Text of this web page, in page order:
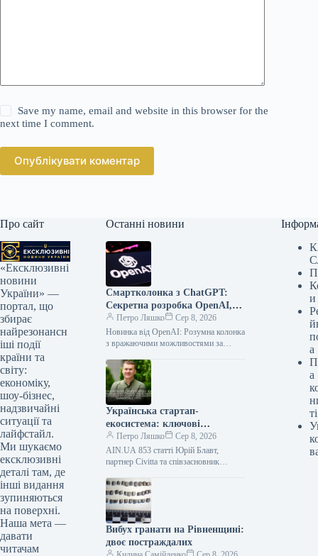
Save my name, email and website in this browser for the
next time I comment.
Опублікувати коментар
Про сайт
«Ексклюзивні
новини
України» —
портал, що
збирає
найрезонансн
іші події
країни та
світу:
економіку,
шоу-бізнес,
надзвичайні
ситуації та
лайфстайл.
Ми шукаємо
ексклюзивні
деталі там, де
інші видання
зупиняються
на поверхні.
Наша мета —
давати
читачам
Останні новини
Смартколонка з ChatGPT:
Секретна розробка OpenAI,
що змінить усе
Петро Ляшко
Сер 8, 2026
Новинка від OpenAI: Розумна колонка
з вражаючими можливостями за
Готуйтеся до майбутнього! OpenAI
планує випустити портативну
розумну…
Українська стартап-
екосистема: ключові
висновки дослідження Civitta
та Мінцифри
Петро Ляшко
Сер 8, 2026
AIN.UA 853 статті Юрій Блавт,
партнер Civitta та співзасновник
для AIN.UA розглядає причини, чому
українські…
Вибух гранати на Рівненщині:
двоє постраждалих
и
а
а
ті